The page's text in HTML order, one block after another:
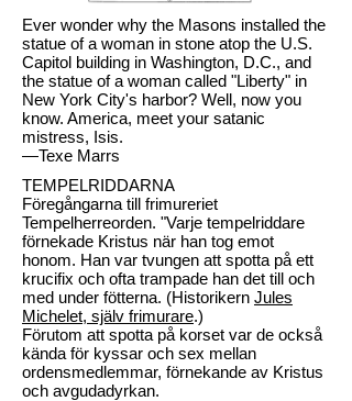
Ever wonder why the Masons installed the
statue of a woman in stone atop the U.S.
Capitol building in Washington, D.C., and
the statue of a woman called "Liberty" in
New York City's harbor? Well, now you
know. America, meet your satanic
mistress, Isis.
—Texe Marrs
TEMPELRIDDARNA
Föregångarna till frimureriet
Tempelherreorden. "Varje tempelriddare
förnekade Kristus när han tog emot
honom. Han var tvungen att spotta på ett
krucifix och ofta trampade han det till och
med under fötterna. (Historikern Jules
Michelet, själv frimurare.)
Förutom att spotta på korset var de också
kända för kyssar och sex mellan
ordensmedlemmar, förnekande av Kristus
och avgudadyrkan.